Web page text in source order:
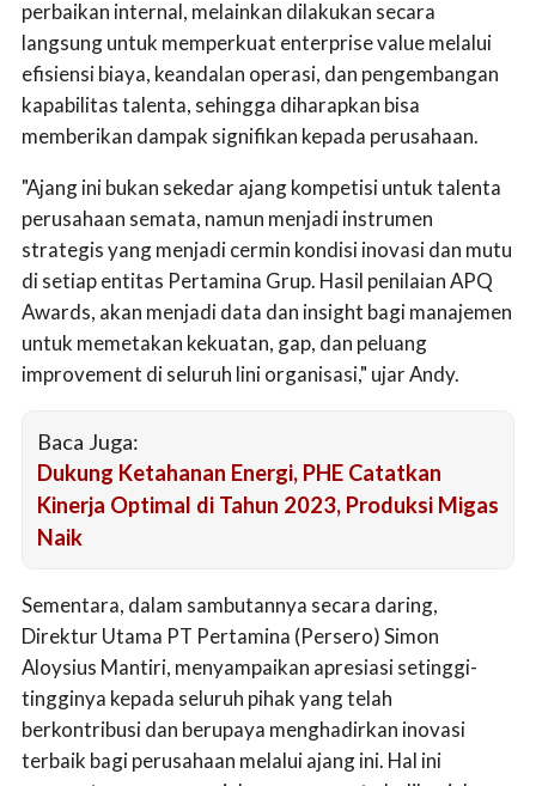
perbaikan internal, melainkan dilakukan secara
langsung untuk memperkuat enterprise value melalui
efisiensi biaya, keandalan operasi, dan pengembangan
kapabilitas talenta, sehingga diharapkan bisa
memberikan dampak signifikan kepada perusahaan.
"Ajang ini bukan sekedar ajang kompetisi untuk talenta
perusahaan semata, namun menjadi instrumen
strategis yang menjadi cermin kondisi inovasi dan mutu
di setiap entitas Pertamina Grup. Hasil penilaian APQ
Awards, akan menjadi data dan insight bagi manajemen
untuk memetakan kekuatan, gap, dan peluang
improvement di seluruh lini organisasi," ujar Andy.
Baca Juga:
Dukung Ketahanan Energi, PHE Catatkan
Kinerja Optimal di Tahun 2023, Produksi Migas
Naik
Sementara, dalam sambutannya secara daring,
Direktur Utama PT Pertamina (Persero) Simon
Aloysius Mantiri, menyampaikan apresiasi setinggi-
tingginya kepada seluruh pihak yang telah
berkontribusi dan berupaya menghadirkan inovasi
terbaik bagi perusahaan melalui ajang ini. Hal ini